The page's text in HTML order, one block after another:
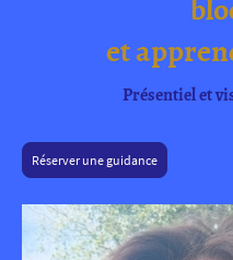
et
Présentiel et
Réserver une guidance